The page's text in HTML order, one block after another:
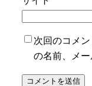
次回のコメ
の名前、メー